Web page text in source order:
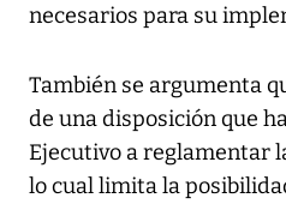
necesarios para su
También se argumenta
de una disposición que
Ejecutivo a reglamentar
lo cual limita la